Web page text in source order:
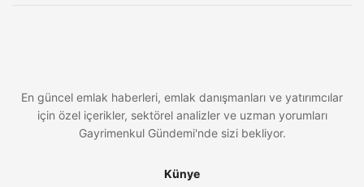
En güncel emlak haberleri, emlak danışmanları ve yatırımcılar
için özel içerikler, sektörel analizler ve uzman yorumları
Gayrimenkul Gündemi'nde sizi bekliyor.
Künye